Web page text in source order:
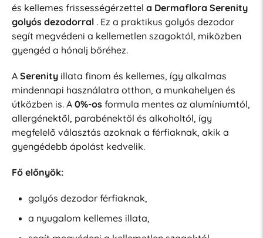
és kellemes frissességérzettel a Dermaflora Serenity
golyós dezodorral. Ez a praktikus golyós dezodor
segít megvédeni a kellemetlen szagoktól, miközben
gyengéd a hónalj bőréhez.
A Serenityillata finom és kellemes, így alkalmas
mindennapi használatra otthon, a munkahelyen és
útközben is. A 0%-osformula mentes az alumíniumtól,
allergénektől, parabénektől és alkoholtól, így
megfelelő választás azoknak a férfiaknak, akik a
gyengédebb ápolást kedvelik.
Fő előnyök:
golyós dezodor férfiaknak,
a nyugalom kellemes illata,